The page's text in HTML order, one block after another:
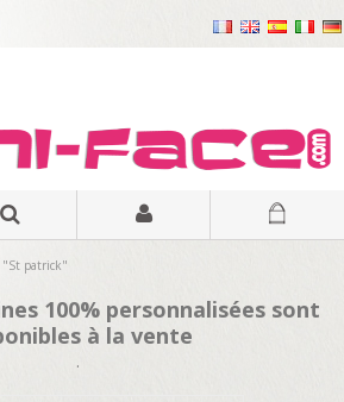
"St patrick"
100% personnalisées sont
à la vente
.